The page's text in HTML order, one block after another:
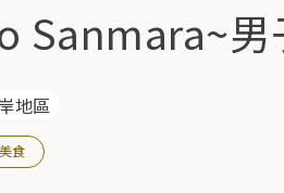
Sanmara~男
地區
食